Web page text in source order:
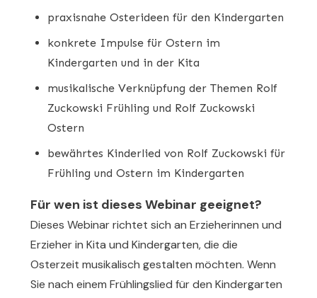
praxisnahe Osterideen für den Kindergarten
konkrete Impulse für Ostern im
Kindergarten und in der Kita
musikalische Verknüpfung der Themen Rolf
Zuckowski Frühling und Rolf Zuckowski
Ostern
bewährtes Kinderlied von Rolf Zuckowski für
Frühling und Ostern im Kindergarten
Für wen ist dieses Webinar geeignet?
Dieses Webinar richtet sich an Erzieherinnen und
Erzieher in Kita und Kindergarten, die die
Osterzeit musikalisch gestalten möchten. Wenn
Sie nach einem Frühlingslied für den Kindergarten